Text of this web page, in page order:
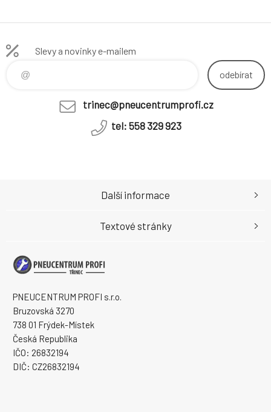
Slevy a novinky e-mailem
odebírat
trinec@pneucentrumprofi.cz
tel: 558 329 923
PNEUCENTRUM PROFI s.r.o.
Bruzovská 3270
738 01 Frýdek-Místek
Česká Republika
IČO: 26832194
DIČ: CZ26832194
Další informace
Textové stránky